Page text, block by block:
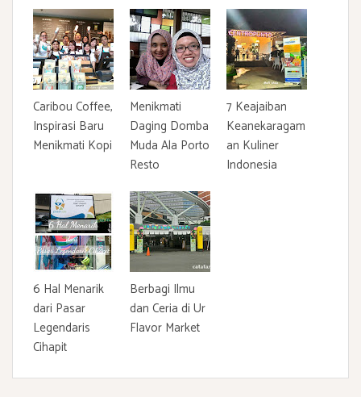
Caribou Coffee,
Inspirasi Baru
Menikmati Kopi
Menikmati
Daging Domba
Muda Ala Porto
Resto
7 Keajaiban
Keanekaragam
an Kuliner
Indonesia
6 Hal Menarik
dari Pasar
Legendaris
Cihapit
Berbagi Ilmu
dan Ceria di Ur
Flavor Market